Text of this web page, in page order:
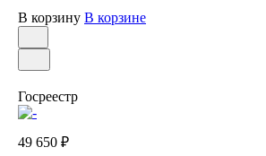
В корзину В корзине
Госреестр
49 650 ₽